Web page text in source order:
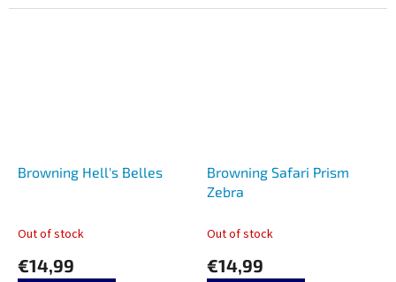
Browning Hell's Belles
Out of stock
€14,99
Browning Safari Prism
Zebra
Out of stock
€14,99